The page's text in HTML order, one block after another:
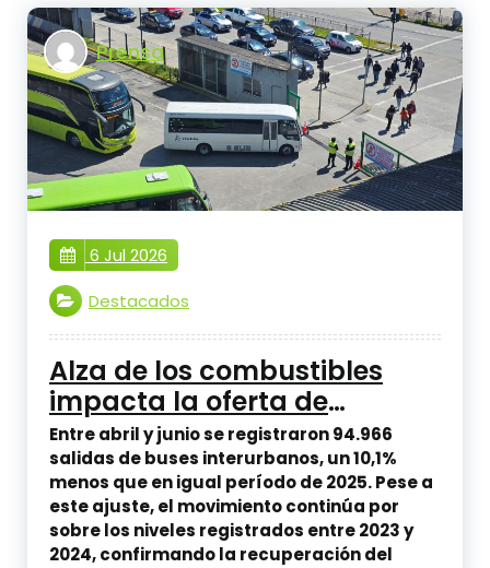
Prensa
6 Jul 2026
Destacados
Alza de los combustibles
impacta la oferta de
transporte interurbano
durante el segundo
trimestre de 2026
Entre abril y junio se registraron 94.966
salidas de buses interurbanos, un 10,1%
menos que en igual período de 2025. Pese a
este ajuste, el movimiento continúa por
sobre los niveles registrados entre 2023 y
2024, confirmando la recuperación del